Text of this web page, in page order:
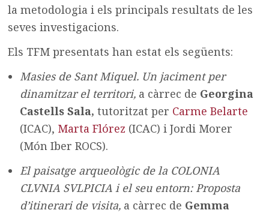
la metodologia i els principals resultats de les
seves investigacions.
Els TFM presentats han estat els següents:
Masies de Sant Miquel. Un jaciment per
dinamitzar el territori, a càrrec de Georgina
Castells Sala, tutoritzat per Carme Belarte
(ICAC), Marta Flórez (ICAC) i Jordi Morer
(Món Iber ROCS).
El paisatge arqueològic de la COLONIA
CLVNIA SVLPICIA i el seu entorn: Proposta
d’itinerari de visita, a càrrec de Gemma